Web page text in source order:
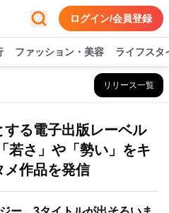
ログイン/会員登録
ファッション・美容 ライフスタ
リリース一覧
る電子出版レーベル
若さ」や「勢い」をキ
メ作品を発信